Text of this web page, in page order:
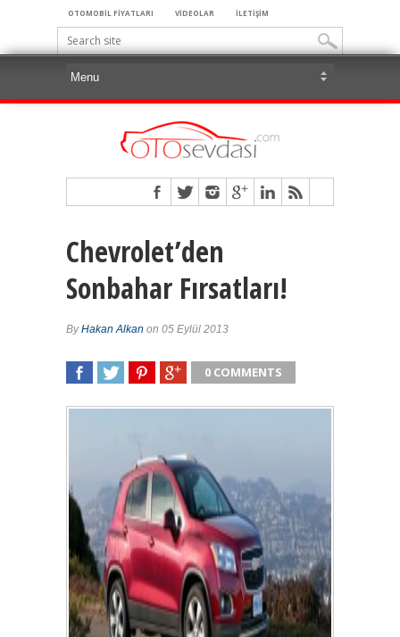
OTOMOBİL FİYATLARI VİDEOLAR İLETİŞİM
Chevrolet’den
Sonbahar Fırsatları!
ByHakan Alkan on 05 Eylül 2013
0 COMMENTS